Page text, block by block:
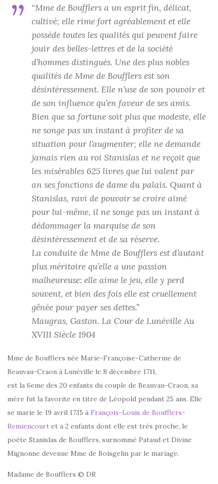
“Mme de Boufflers a un esprit fin, délicat,
cultivé; elle rime fort agréablement et elle
possède toutes les qualités qui peuvent faire
jouir des belles-lettres et de la société
d’hommes distingués. Une des plus nobles
qualités de Mme de Boufflers est son
désintéressement. Elle n’use de son pouvoir et
de son influence qu’en faveur de ses amis.
Bien que sa fortune soit plus que modeste, elle
ne songe pas un instant à profiter de sa
situation pour l’augmenter; elle ne demande
jamais rien au roi Stanislas et ne reçoit que
les misérables 625 livres que lui valent par
an ses fonctions de dame du palais. Quant à
Stanislas, ravi de pouvoir se croire aimé
pour lui-même, il ne songe pas un instant à
dédommager la marquise de son
désintéressement et de sa réserve.
La conduite de Mme de Boufflers est d’autant
plus méritoire qu’elle a une passion
malheureuse: elle aime le jeu, elle y perd
souvent, et bien des fois elle est cruellement
gênée pour payer ses dettes.”
Maugras, Gaston. La Cour de Lunéville Au
XVIII Siècle 1904
Mme de Boufflers née Marie-Françoise-Catherine de
Beauvau-Craon à Lunéville le 8 décembre 1711,
est la 6eme des 20 enfants du couple de Beauvau-Craon, sa
mère fut la favorite en titre de Léopold pendant 25 ans. Elle
se marie le 19 avril 1735 à François-Louis de Boufflers-
Remiencourt et a 2 enfants dont elle est très proche, le
poète Stanislas de Boufflers, surnommé Pataud et Divine
Mignonne devenue Mme de Boisgelin par le mariage.
Madame de Boufflers © DR